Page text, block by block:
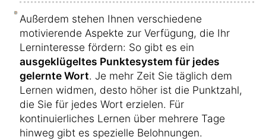
Außerdem stehen Ihnen verschiedene
motivierende Aspekte zur Verfügung, die Ihr
Lerninteresse fördern: So gibt es ein
ausgeklügeltes Punktesystem für jedes
gelernte Wort. Je mehr Zeit Sie täglich dem
Lernen widmen, desto höher ist die Punktzahl,
die Sie für jedes Wort erzielen. Für
kontinuierliches Lernen über mehrere Tage
hinweg gibt es spezielle Belohnungen.